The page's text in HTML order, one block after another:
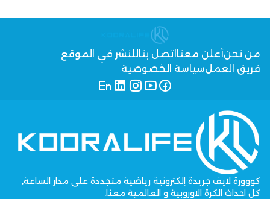
من نحنأعلن معنا اتصل بنا للنشر في الموقع
فريق العملسياسة الخصوصية
كووورة لايف جريدة إلكترونية رياضية متجددة على مدار الساعة,
كل احداث الكرة الاوروبية و العالمية معنا.